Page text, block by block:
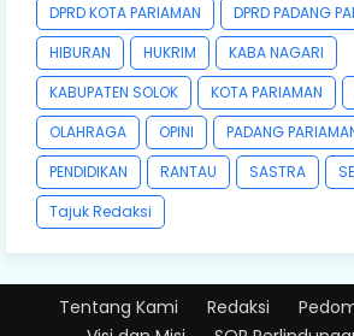
DPRD KOTA PARIAMAN
DPRD PADANG
HIBURAN
HUKRIM
KABA NAGARI
KABUPATEN SOLOK
KOTA PARIAMAN
OLAHRAGA
OPINI PADANG
PENDIDIKAN
RANTAU SASTRA
Tajuk Redaksi
Tentang Kami Redaksi